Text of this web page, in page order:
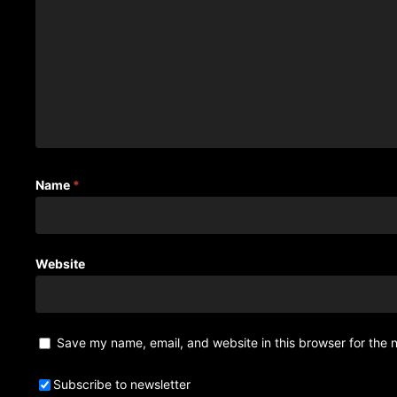
Name *
Website
Save my name, email, and website in this browser for the
Subscribe to newsletter